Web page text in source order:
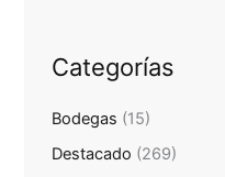
Categorías
Bodegas (15)
Destacado (269)